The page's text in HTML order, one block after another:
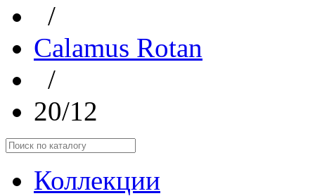
/
Calamus Rotan
/
20/12
Коллекции